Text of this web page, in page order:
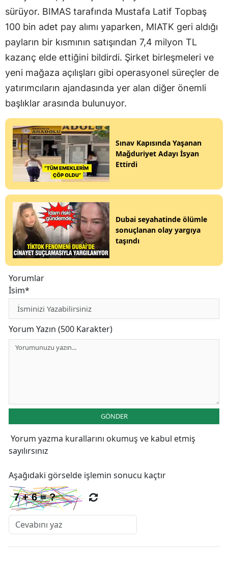
sürüyor. BIMAS tarafında Mustafa Latif Topbaş
100 bin adet pay alımı yaparken, MIATK geri aldığı
payların bir kısmının satışından 7,4 milyon TL
kazanç elde ettiğini bildirdi. Şirket birleşmeleri ve
yeni mağaza açılışları gibi operasyonel süreçler de
yatırımcıların ajandasında yer alan diğer önemli
başlıklar arasında bulunuyor.
Sınav Kapısında Yaşanan
Mağduriyet Adayı İsyan
Ettirdi
Dubai seyahatinde ölümle
sonuçlanan olay yargıya
taşındı
Yorumlar
İsim*
Yorum Yazın (500 Karakter)
GÖNDER
Yorum yazma kurallarını okumuş ve kabul etmiş
sayılırsınız
Aşağıdaki görselde işlemin sonucu kaçtır